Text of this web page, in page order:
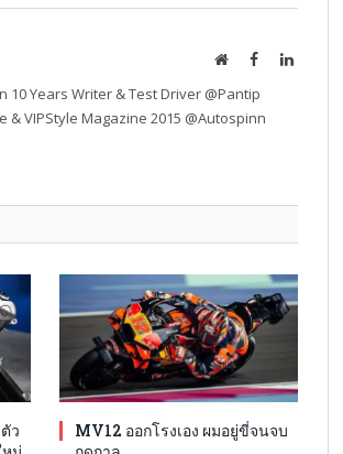
WebsiteFacebookLinkedIn
Years Writer & Test Driver @Pantip
& VIPStyle Magazine 2015 @Autospinn
ว
MV12 ออกโรงเอง ผมอยู่ขี่จนจบ